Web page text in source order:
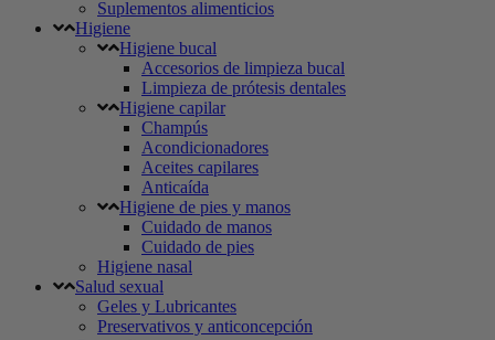
Suplementos alimenticios
Higiene
Higiene bucal
Accesorios de limpieza bucal
Limpieza de prótesis dentales
Higiene capilar
Champús
Acondicionadores
Aceites capilares
Anticaída
Higiene de pies y manos
Cuidado de manos
Cuidado de pies
Higiene nasal
Salud sexual
Geles y Lubricantes
Preservativos y anticoncepción